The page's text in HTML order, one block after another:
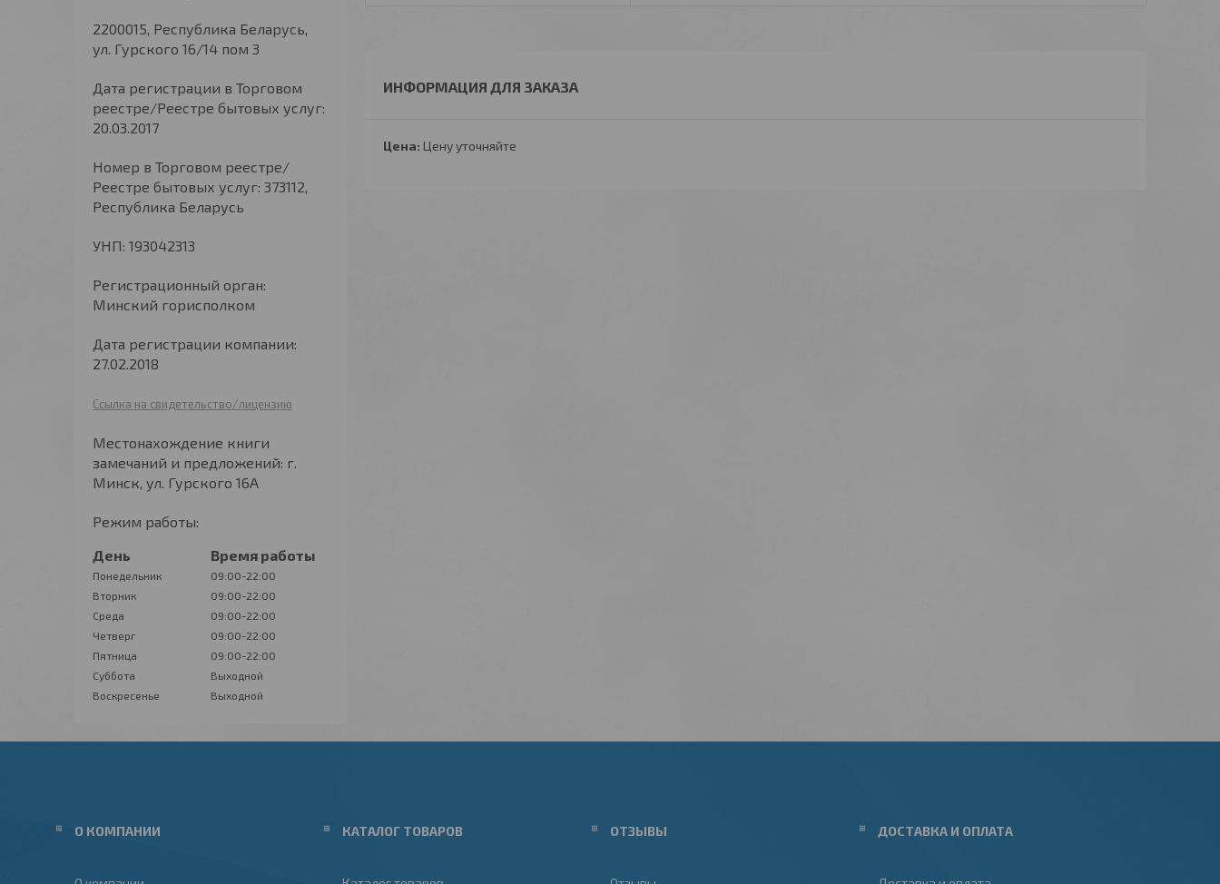
ИНФОРМАЦИЯ ДЛЯ ЗАКАЗА
Цена: Цену уточняйте
2200015, Республика Беларусь,
ул. Гурского 16/14 пом 3
Дата регистрации в Торговом
реестре/Реестре бытовых услуг:
20.03.2017
Номер в Торговом реестре/
Реестре бытовых услуг: 373112,
Республика Беларусь
УНП: 193042313
Регистрационный орган:
Минский горисполком
Дата регистрации компании:
27.02.2018
Ссылка на свидетельство/лицензию
Местонахождение книги
замечаний и предложений: г.
Минск, ул. Гурского 16А
Режим работы:
День
Время работы
Понедельник
09:00-22:00
Вторник
09:00-22:00
Среда
09:00-22:00
Четверг
09:00-22:00
Пятница
09:00-22:00
Суббота
Выходной
Воскресенье
Выходной
О КОМПАНИИ КАТАЛОГ ТОВАРОВ ОТЗЫВЫ ДОСТАВКА И ОПЛАТА